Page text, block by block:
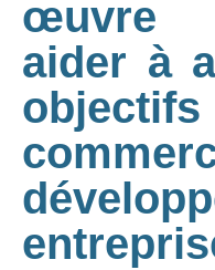
œuvre
aider à
objectifs